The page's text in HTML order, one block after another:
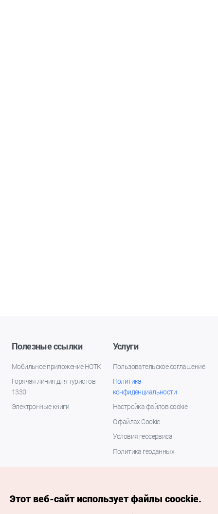
Полезные ссылки
Мобильное приложение НОТК
Горячая линия для туристов
1330
Электронные книги
Услуги
Пользовательское соглашение
Политика
конфиденциальности
Настройка файлов cookie
О файлах Cookie
Условия геосервиса
Политика геоданных
Этот веб-сайт использует файлы coockie.